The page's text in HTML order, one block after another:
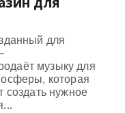
для
музыку для
которая
создать нужное